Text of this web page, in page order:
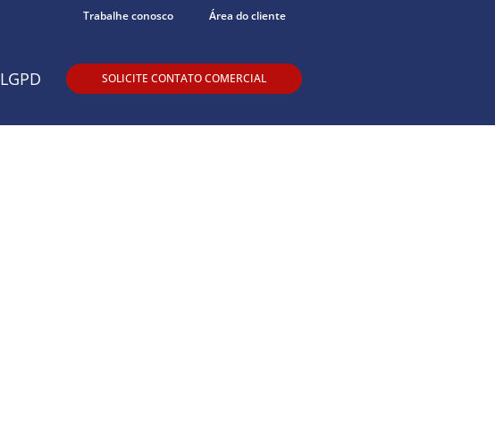
Trabalhe conosco Área do cliente
LGPD SOLICITE CONTATO COMERCIAL